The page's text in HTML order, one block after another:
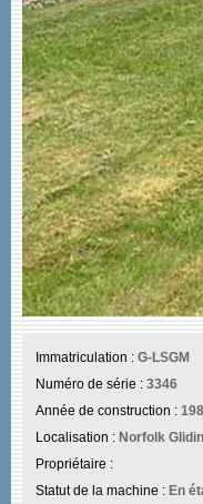
Immatriculation : G-LSGM
Numéro de série : 3346
Année de construction :
Localisation : Norfolk
Propriétaire :
Statut de la machine : En